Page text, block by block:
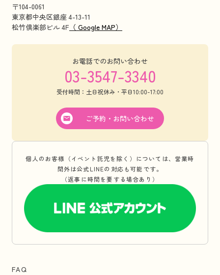
〒104-0061
東京都中央区銀座 4-13-11
松竹倶楽部ビル 4F （ Google MAP）
お電話でのお問い合わせ
03-3547-3340
受付時間：土日祝休み・平日10:00-17:00
ご予約・お問い合わせ
個人のお客様（イベント託児を除く）については、営業時
間外は公式LINEの対応も可能です。
（返事に時間を要する場合あり）
FAQ